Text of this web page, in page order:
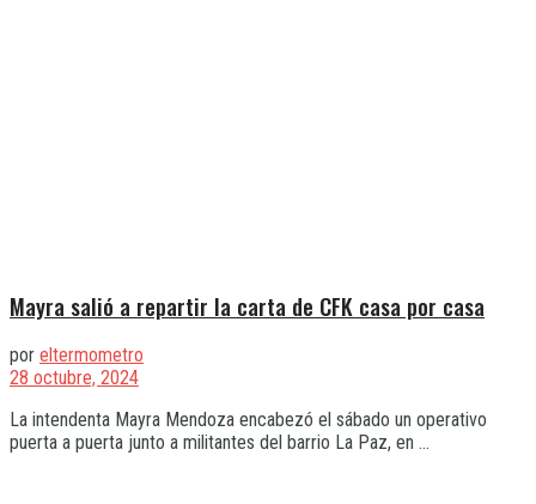
Mayra salió a repartir la carta de CFK casa por casa
por eltermometro
28 octubre, 2024
La intendenta Mayra Mendoza encabezó el sábado un operativo
puerta a puerta junto a militantes del barrio La Paz, en ...